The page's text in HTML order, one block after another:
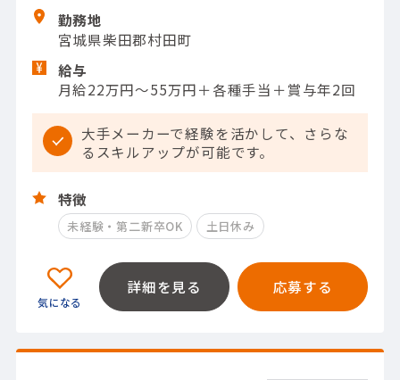
勤務地
宮城県柴田郡村田町
給与
月給22万円～55万円＋各種手当＋賞与年2回
大手メーカーで経験を活かして、さらな
るスキルアップが可能です。
特徴
未経験・第二新卒OK 土日休み
詳細を見る 応募する